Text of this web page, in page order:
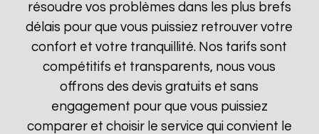
résoudre vos problèmes dans les plus brefs
délais pour que vous puissiez retrouver votre
confort et votre tranquillité. Nos tarifs sont
compétitifs et transparents, nous vous
offrons des devis gratuits et sans
engagement pour que vous puissiez
comparer et choisir le service qui convient le